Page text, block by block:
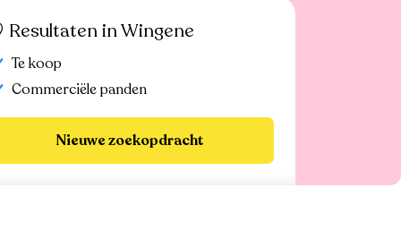
Resultaten in Wingene
Te koop
Commerciële panden
Nieuwe zoekopdracht